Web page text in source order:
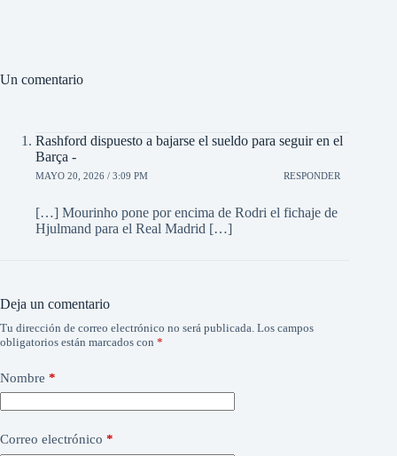
Un comentario
Rashford dispuesto a bajarse el sueldo para seguir en el
Barça -
MAYO 20, 2026 / 3:09 PM RESPONDER
[…] Mourinho pone por encima de Rodri el fichaje de
Hjulmand para el Real Madrid […]
Deja un comentario
Tu dirección de correo electrónico no será publicada. Los campos
obligatorios están marcados con *
Nombre *
Correo electrónico *